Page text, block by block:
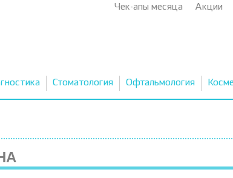
Чек-апы месяца Акции
Стоматология Офтальмология